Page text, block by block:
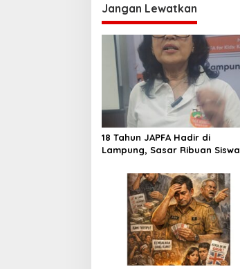
i
g
a
i
o
s
Jangan Lewatkan
18 Tahun JAPFA Hadir di
Lampung, Sasar Ribuan Siswa